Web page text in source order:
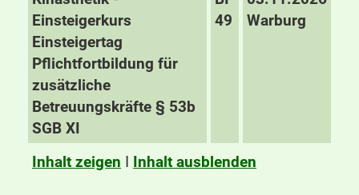
Einsteigerkurs
Einsteigertag
Pflichtfortbildung für
zusätzliche
Betreuungskräfte § 53b
SGB XI
49
Warburg
Inhalt zeigen I Inhalt ausblenden